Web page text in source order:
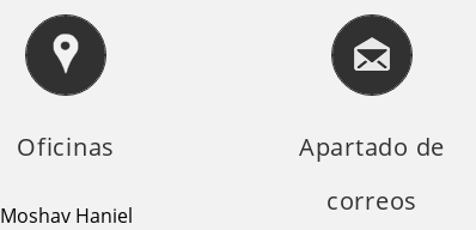
Oficinas
Moshav Haniel
Apartado de
correos